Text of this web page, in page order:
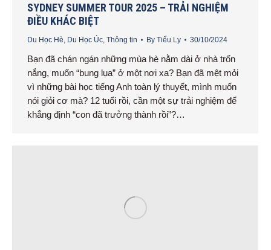
SYDNEY SUMMER TOUR 2025 – TRẢI NGHIỆM
ĐIỀU KHÁC BIỆT
Du Học Hè Du Học Úc Thông tin By Tiểu Ly 30/10/2024
Bạn đã chán ngán những mùa hè nằm dài ở nhà trốn
nắng, muốn “bung lụa” ở một nơi xa? Bạn đã mệt mỏi
vì những bài học tiếng Anh toàn lý thuyết, mình muốn
nói giỏi cơ mà? 12 tuổi rồi, cần một sự trải nghiệm để
khẳng định “con đã trưởng thành rồi”?…